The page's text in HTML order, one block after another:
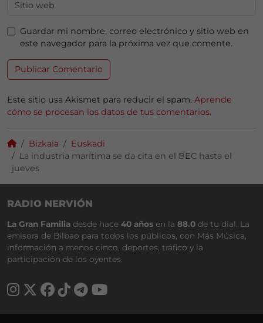
Guardar mi nombre, correo electrónico y sitio web en
este navegador para la próxima vez que comente.
Este sitio usa Akismet para reducir el spam. Aprende
cómo se procesan los datos de tus comentarios.
Bizkaia
Euskadi
La industria marítima se da cita en el BEC hasta el
jueves
RADIO NERVIÓN
La Gran Familia desde hace 40 años en la 88.0 de tu dial. La
emisora de Bilbao para todos los públicos, con Más Música,
información a menos cinco, deportes, tráfico y la
participación de los oyentes.